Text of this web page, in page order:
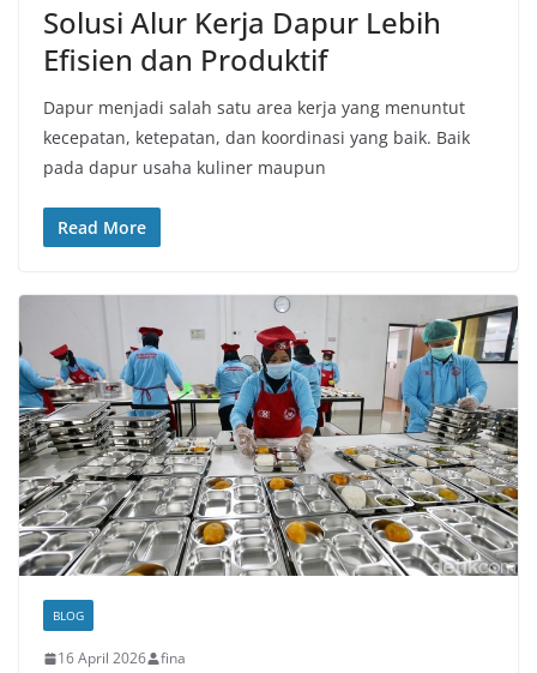
Solusi Alur Kerja Dapur Lebih
Efisien dan Produktif
Dapur menjadi salah satu area kerja yang menuntut
kecepatan, ketepatan, dan koordinasi yang baik. Baik
pada dapur usaha kuliner maupun
Read More
BLOG
16 April 2026 fina